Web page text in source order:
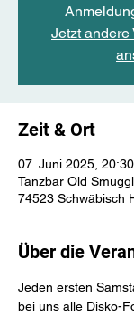
Jetzt andere
Zeit & Ort
07. Juni 2025,
Tanzbar Old
74523 Schwäbisch
Über die
Jeden ersten
bei uns alle Disko-